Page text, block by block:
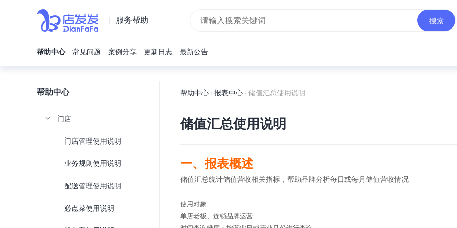
服务帮助 搜索
帮助中心 常见问题 案例分享 更新日志 最新公告
帮助中心
门店
门店管理使用说明
业务规则使用说明
配送管理使用说明
必点菜使用说明
帮助中心 / 报表中心 / 储值汇总使用说明
储值汇总使用说明
一、报表概述
储值汇总统计储值营收相关指标，帮助品牌分析每日或每月储值营收情况
使用对象
单店老板、连锁品牌运营